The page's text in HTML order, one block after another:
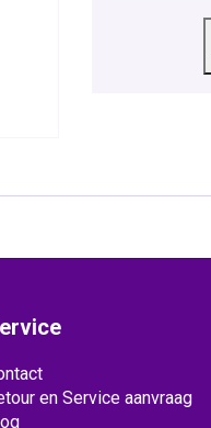
en Service aanvraag